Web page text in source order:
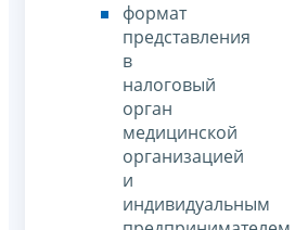
формат
представления
в
налоговый
орган
медицинской
организацией
и
индивидуальным